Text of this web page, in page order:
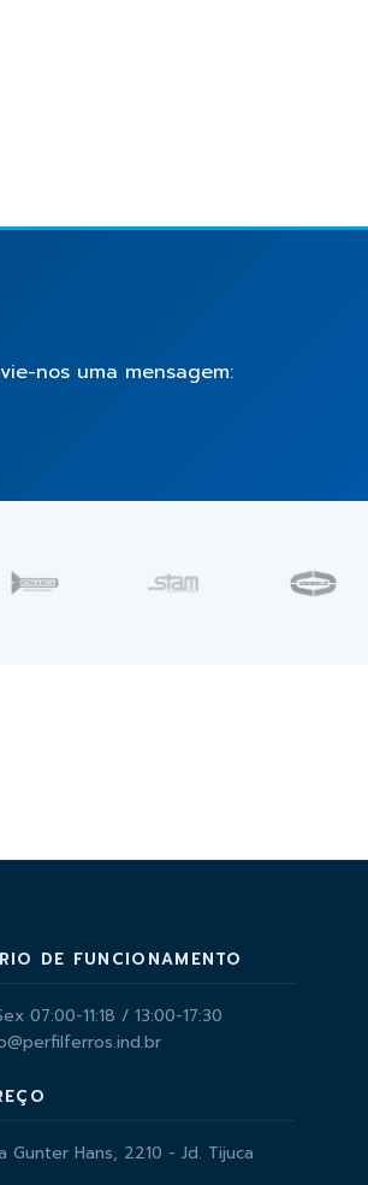
nos uma mensagem:
DE FUNCIONAMENTO
07:00-11:18 / 13:00-17:30
Gunter Hans, 2210 - Jd. Tijuca